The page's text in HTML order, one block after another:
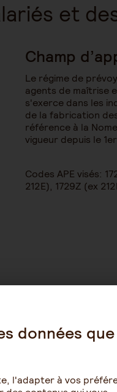
et
Champ
Le régime de
agents de maîtrise
s'exerce dans les
de la fabrication
référence à la
vigueur depuis le
Codes APE visés:
212E), 1729Z (ex
Avantages
La garantie
niveau de
Un régime de
des Industries
% Tranche A
Un taux de
cadres
données
l'adapter à vos